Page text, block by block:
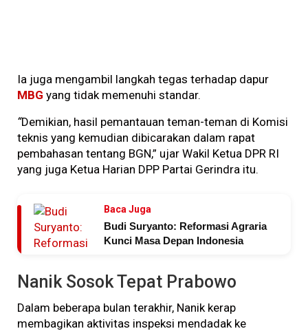
Ia juga mengambil langkah tegas terhadap dapur
MBG yang tidak memenuhi standar.
“Demikian, hasil pemantauan teman-teman di Komisi
teknis yang kemudian dibicarakan dalam rapat
pembahasan tentang BGN,” ujar Wakil Ketua DPR RI
yang juga Ketua Harian DPP Partai Gerindra itu.
Baca Juga
Budi Suryanto: Reformasi Agraria
Kunci Masa Depan Indonesia
Nanik Sosok Tepat Prabowo
Dalam beberapa bulan terakhir, Nanik kerap
membagikan aktivitas inspeksi mendadak ke